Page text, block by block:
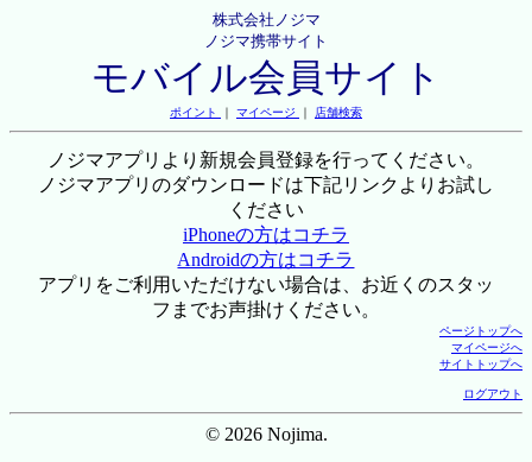
株式会社ノジマ
ノジマ携帯サイト
モバイル会員サイト
ポイント ｜ マイページ ｜ 店舗検索
ノジマアプリより新規会員登録を行ってください。
ノジマアプリのダウンロードは下記リンクよりお試し
ください
iPhoneの方はコチラ
Androidの方はコチラ
アプリをご利用いただけない場合は、お近くのスタッ
フまでお声掛けください。
ページトップへ
マイページへ
サイトトップへ
ログアウト
© 2026 Nojima.